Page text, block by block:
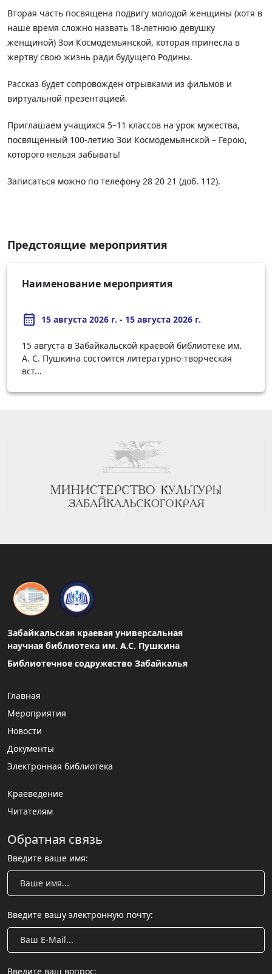
Вторая часть посвящена подвигу молодой женщины (хотя в
наше время сложно назвать 18-летнюю девушку
женщиной) Зои Космодемьянской, которая принесла в
жертву свою жизнь ради будущего Родины.
Рассказ будет сопровожден отрывками из фильмов и
виртуальной презентацией.
Приглашаем учащихся 5–11 классов на урок мужества,
посвященный 100-летию Зои Космодемьянской – Герою,
которого нельзя забывать!
Записаться можно по телефону 28 20 21 (доб. 112).
Предстоящие мероприятия
Наименование мероприятия
calendar_month 15 августа 2026 г. - 15 августа 2026 г.
15 августа в Забайкальской краевой библиотеке им.
А. С. Пушкина состоится литературно-творческая
вст...
Забайкальская краевая универсальная
научная библиотека им. А.С. Пушкина
Библиотечное содружество Забайкалья
Главная
Мероприятия
Новости
Документы
Электронная библиотека
Краеведение
Читателям
Обратная связь
Введите ваше имя:
Введите вашу электронную почту:
Введите ваш вопрос: